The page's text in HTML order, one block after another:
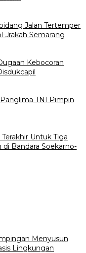
Jalan Tertemper
Jrakah Semarang
Kebocoran
TNI Pimpin
Untuk Tiga
Bandara Soekarno-
Menyusun
Lingkungan